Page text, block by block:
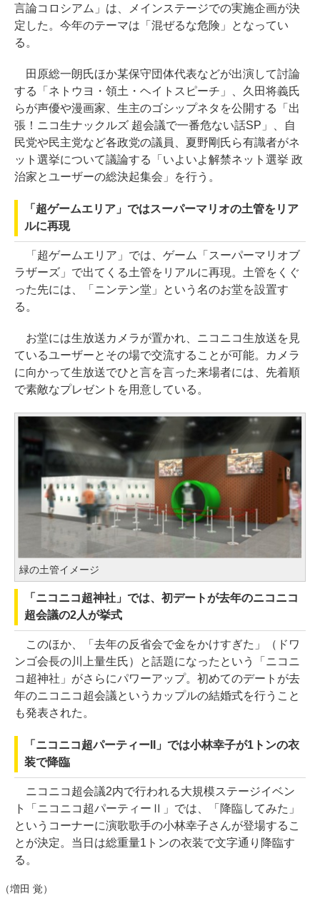
言論コロシアム」は、メインステージでの実施企画が決
定した。今年のテーマは「混ぜるな危険」となってい
る。
田原総一朗氏ほか某保守団体代表などが出演して討論
する「ネトウヨ・領土・ヘイトスピーチ」、久田将義氏
らが声優や漫画家、生主のゴシップネタを公開する「出
張！ニコ生ナックルズ 超会議で一番危ない話SP」、自
民党や民主党など各政党の議員、夏野剛氏ら有識者がネ
ット選挙について議論する「いよいよ解禁ネット選挙 政
治家とユーザーの総決起集会」を行う。
「超ゲームエリア」ではスーパーマリオの土管をリア
ルに再現
「超ゲームエリア」では、ゲーム「スーパーマリオブ
ラザーズ」で出てくる土管をリアルに再現。土管をくぐ
った先には、「ニンテン堂」という名のお堂を設置す
る。
お堂には生放送カメラが置かれ、ニコニコ生放送を見
ているユーザーとその場で交流することが可能。カメラ
に向かって生放送でひと言を言った来場者には、先着順
で素敵なプレゼントを用意している。
緑の土管イメージ
「ニコニコ超神社」では、初デートが去年のニコニコ
超会議の2人が挙式
このほか、「去年の反省会で金をかけすぎた」（ドワ
ンゴ会長の川上量生氏）と話題になったという「ニコニ
コ超神社」がさらにパワーアップ。初めてのデートが去
年のニコニコ超会議というカップルの結婚式を行うこと
も発表された。
「ニコニコ超パーティーII」では小林幸子が1トンの衣
装で降臨
ニコニコ超会議2内で行われる大規模ステージイベン
ト「ニコニコ超パーティーⅡ」では、「降臨してみた」
というコーナーに演歌歌手の小林幸子さんが登場するこ
とが決定。当日は総重量1トンの衣装で文字通り降臨す
る。
（増田 覚）